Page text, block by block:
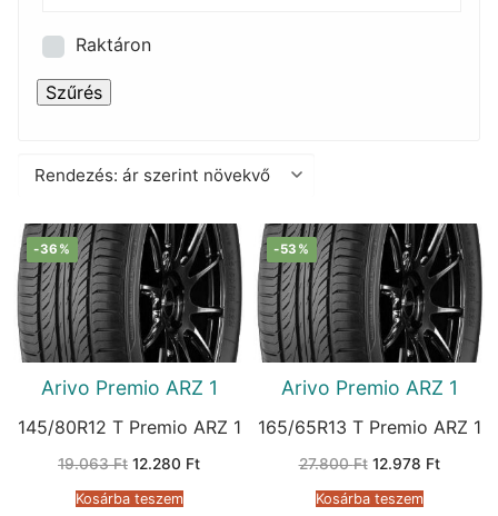
Raktáron
Szűrés
-36%
Arivo Premio ARZ 1
145/80R12 T Premio ARZ 1
19.063Ft Original
was:
19.063 Ft.
12.280 FtCurrent
Kosárba teszem
-53%
Arivo Premio ARZ 1
165/65R13 T Premio ARZ 1
27.800Ft Original
was:
27.800 Ft.
12.978 FtCurrent
Kosárba teszem